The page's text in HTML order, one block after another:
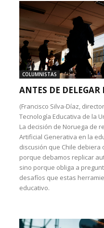
COLUMNISTAS
ANTES DE
(Francisco Silva-Díaz,
Tecnología Educativa de la
La decisión de Noruega de
Artificial Generativa en la
discusión que Chile debiera
porque debamos replicar
sino porque obliga a
desafíos que estas
educativo.